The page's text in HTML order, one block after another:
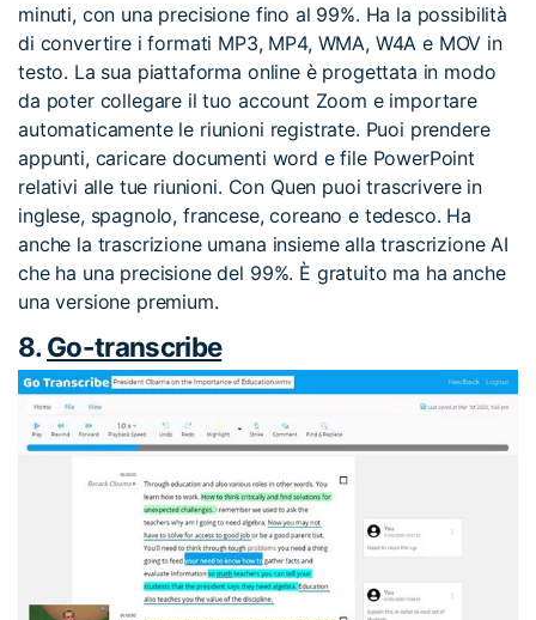
minuti, con una precisione fino al 99%. Ha la possibilità
di convertire i formati MP3, MP4, WMA, W4A e MOV in
testo. La sua piattaforma online è progettata in modo
da poter collegare il tuo account Zoom e importare
automaticamente le riunioni registrate. Puoi prendere
appunti, caricare documenti word e file PowerPoint
relativi alle tue riunioni. Con Quen puoi trascrivere in
inglese, spagnolo, francese, coreano e tedesco. Ha
anche la trascrizione umana insieme alla trascrizione AI
che ha una precisione del 99%. È gratuito ma ha anche
una versione premium.
8.Go-transcribe